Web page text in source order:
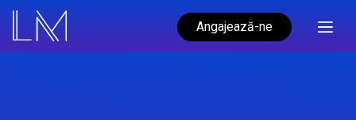
Angajează-ne